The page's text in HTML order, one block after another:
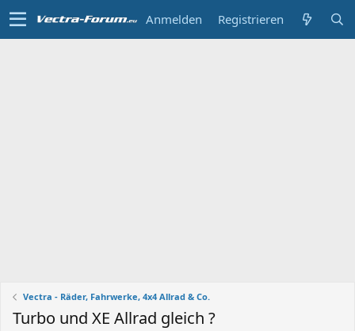
Anmelden Registrieren
Vectra - Räder, Fahrwerke, 4x4 Allrad & Co.
Turbo und XE Allrad gleich ?